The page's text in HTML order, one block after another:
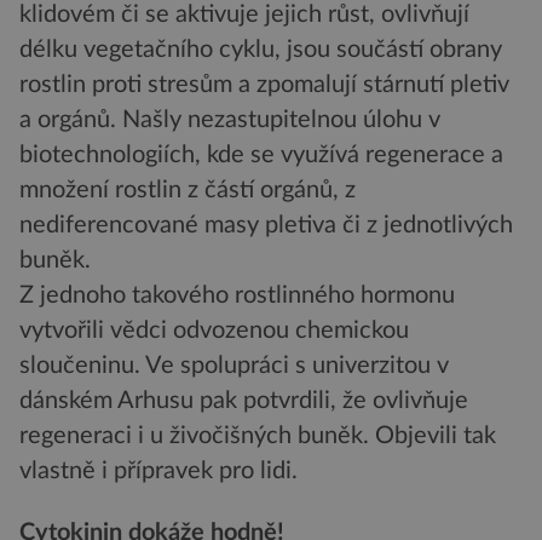
klidovém či se aktivuje jejich růst, ovlivňují
délku vegetačního cyklu, jsou součástí obrany
rostlin proti stresům a zpomalují stárnutí pletiv
a orgánů. Našly nezastupitelnou úlohu v
biotechnologiích, kde se využívá regenerace a
množení rostlin z částí orgánů, z
nediferencované masy pletiva či z jednotlivých
buněk.
Z jednoho takového rostlinného hormonu
vytvořili vědci odvozenou chemickou
sloučeninu. Ve spolupráci s univerzitou v
dánském Arhusu pak potvrdili, že ovlivňuje
regeneraci i u živočišných buněk. Objevili tak
vlastně i přípravek pro lidi.
Cytokinin dokáže hodně!